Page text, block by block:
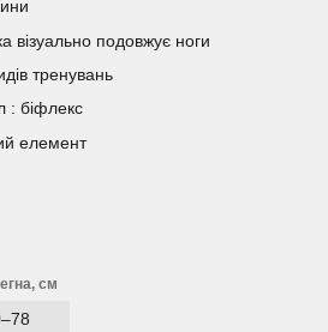
візуально подовжує ноги
тренувань
: біфлекс
елемент
см